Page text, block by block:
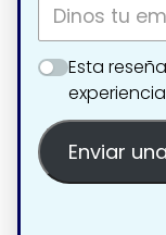
Esta
Enviar